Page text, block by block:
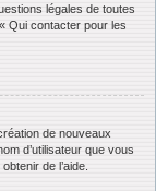
légales de toutes
Qui contacter pour les
de nouveaux
d’utilisateur que vous
de l’aide.